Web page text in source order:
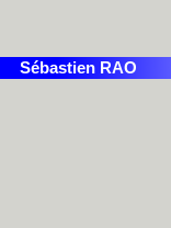
Sébastien RAO